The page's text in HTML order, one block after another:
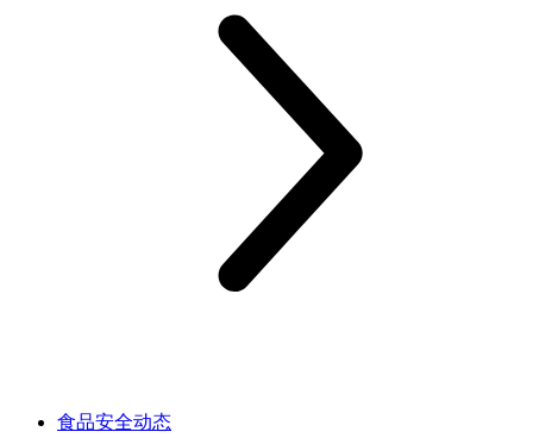
食品安全动态